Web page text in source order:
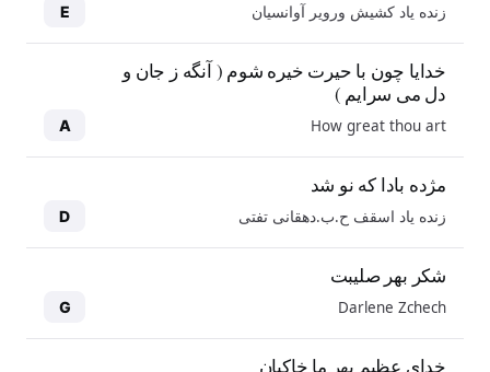
زنده یاد کشیش ورویر آوانسیان E
خدایا چون با حیرت خیره شوم ( آنگه ز جان و
دل می سرایم )
How great thou art
A
مژده بادا که نو شد
زنده یاد اسقف ح.ب.دهقانی تفتی D
شکر بهر صلیبت
Darlene Zchech
G
خدای عظیم بهر ما خاکیان